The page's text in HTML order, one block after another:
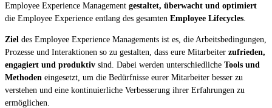
Employee Experience Management gestaltet, überwacht und optimiert
die Employee Experience entlang des gesamten Employee Lifecycles
Ziel des Employee Experience Managements ist es, die Arbeitsbedingungen,
Prozesse und Interaktionen so zu gestalten, dass eure Mitarbeiter zufrieden,
engagiert und produktiv sind. Dabei werden unterschiedliche Tools und
Methoden eingesetzt, um die Bedürfnisse eurer Mitarbeiter besser zu
verstehen und eine kontinuierliche Verbesserung ihrer Erfahrungen zu
ermöglichen.